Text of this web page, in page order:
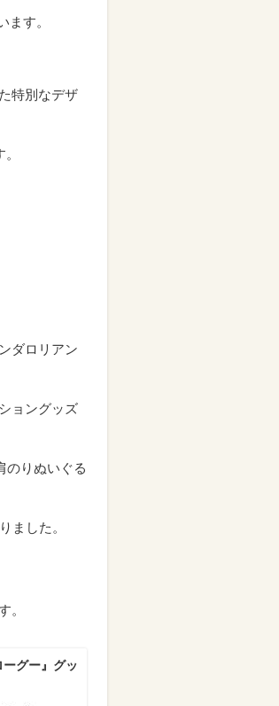
ます。
特別なデザ
ダロリアン
ョングッズ
のりぬいぐる
ました。
。
ーグー』グッ